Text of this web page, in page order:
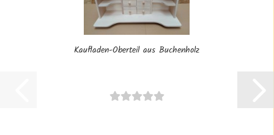
Kaufladen-Oberteil aus Buchenholz